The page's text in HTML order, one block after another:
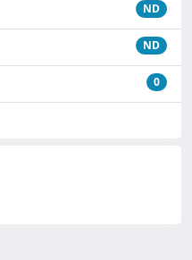
ND
ND
0